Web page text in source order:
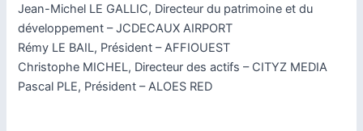
Jean-Michel LE GALLIC, Directeur du patrimoine et du
développement – JCDECAUX AIRPORT
Rémy LE BAIL, Président – AFFIOUEST
Christophe MICHEL, Directeur des actifs – CITYZ MEDIA
Pascal PLE, Président – ALOES RED